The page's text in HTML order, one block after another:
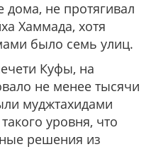
дома, не протягивал
Хаммада, хотя
было семь улиц.
Куфы, на
не менее тысячи
муджтахидами
уровня, что
решения из